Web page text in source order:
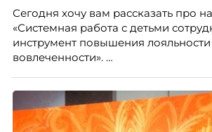
Тимур Соколов, ключевой эксперт
стратегическому развитию и
культуры лидерства в организациях.
Сегодня хочу вам рассказать про
«Системная работа с детьми
инструмент повышения
вовлеченности».